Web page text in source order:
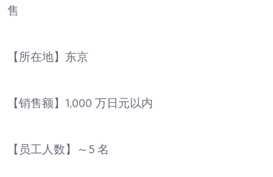
售
【所在地】东京
【销售额】1,000 万日元以内
【员工人数】～5 名